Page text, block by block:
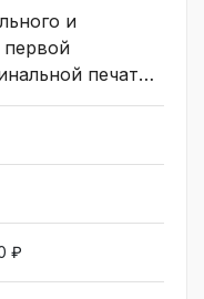
и
первой
печати,
такие
с текстом,
₽